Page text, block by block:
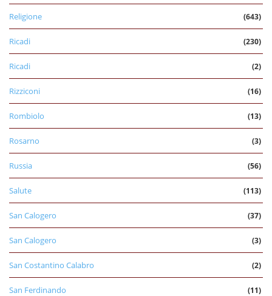
Religione (643)
Ricadi (230)
Ricadi (2)
Rizziconi (16)
Rombiolo (13)
Rosarno (3)
Russia (56)
Salute (113)
San Calogero (37)
San Calogero (3)
San Costantino Calabro (2)
San Ferdinando (11)